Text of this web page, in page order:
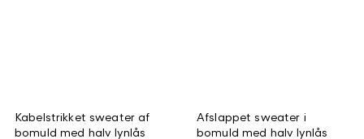
Kabelstrikket sweater af
bomuld med halv lynlås
Afslappet sweater i
bomuld med halv lynlås